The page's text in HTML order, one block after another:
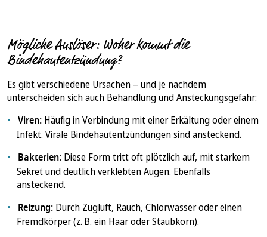
Mögliche Auslöser: Woher kommt die
Bindehautentzündung?
Es gibt verschiedene Ursachen – und je nachdem
unterscheiden sich auch Behandlung und Ansteckungsgefahr:
Viren: Häufig in Verbindung mit einer Erkältung oder einem
Infekt. Virale Bindehautentzündungen sind ansteckend.
Bakterien: Diese Form tritt oft plötzlich auf, mit starkem
Sekret und deutlich verklebten Augen. Ebenfalls
ansteckend.
Reizung: Durch Zugluft, Rauch, Chlorwasser oder einen
Fremdkörper (z. B. ein Haar oder Staubkorn).